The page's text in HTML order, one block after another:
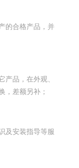
的合格产品，并
产品，在外观、
，差额另补；
及安装指导等服